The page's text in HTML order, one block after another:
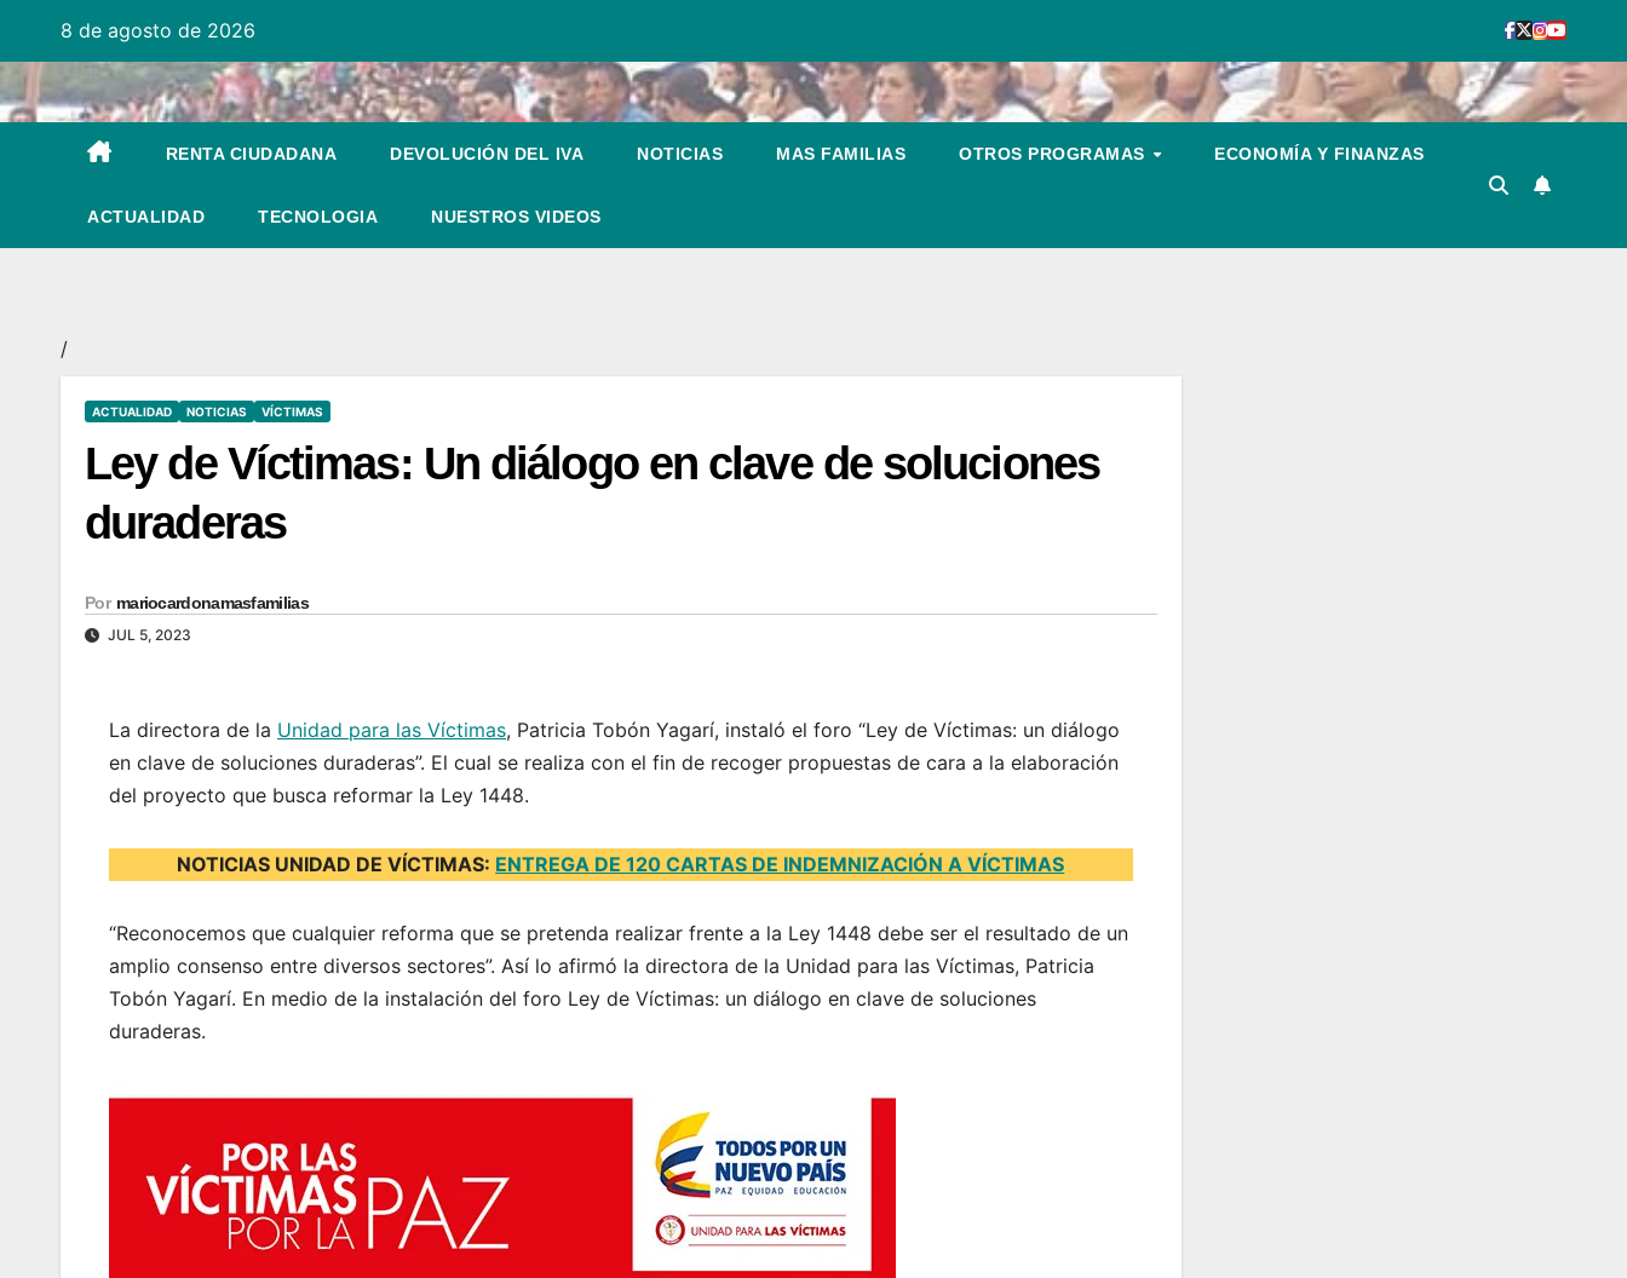
contenido
8 de agosto de 2026
RENTA CIUDADANA DEVOLUCIÓN DEL IVA NOTICIAS MAS FAMILIAS OTROS PROGRAMAS ECONOMÍA Y FINANZAS
ACTUALIDAD TECNOLOGIA NUESTROS VIDEOS
/
ACTUALIDAD NOTICIAS VÍCTIMAS
Ley de Víctimas: Un diálogo en clave de soluciones
duraderas
Por mariocardonamasfamilias
JUL 5, 2023
La directora de la Unidad para las Víctimas, Patricia Tobón Yagarí, instaló el foro “Ley de Víctimas: un diálogo
en clave de soluciones duraderas”. El cual se realiza con el fin de recoger propuestas de cara a la elaboración
del proyecto que busca reformar la Ley 1448.
NOTICIAS UNIDAD DE VÍCTIMAS: ENTREGA DE 120 CARTAS DE INDEMNIZACIÓN A VÍCTIMAS
“Reconocemos que cualquier reforma que se pretenda realizar frente a la Ley 1448 debe ser el resultado de un
amplio consenso entre diversos sectores”. Así lo afirmó la directora de la Unidad para las Víctimas, Patricia
Tobón Yagarí. En medio de la instalación del foro Ley de Víctimas: un diálogo en clave de soluciones
duraderas.